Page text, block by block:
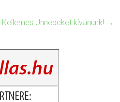
Kellemes Ünnepeket kívánunk! →